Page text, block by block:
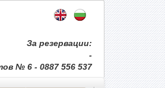
За резервации:
-
№ 6 - 0887 556 537